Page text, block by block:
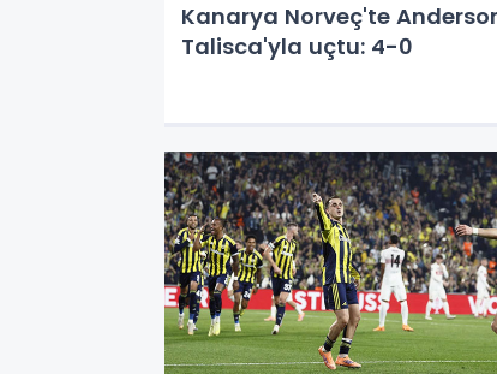
Kanarya Norveç'te
Talisca'yla uçtu: 4-0